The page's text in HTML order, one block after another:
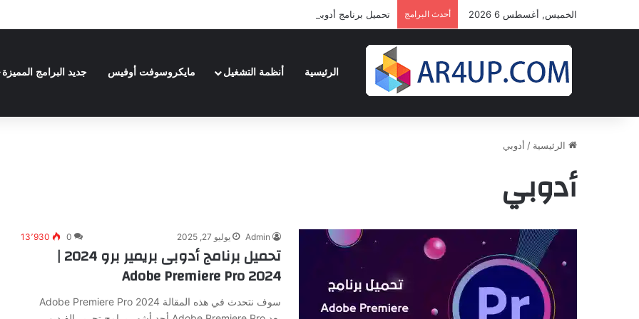
الخميس, أغسطس 6 2026 أحدث البرامج تحميل برنامج أدوبى بريمير برو 2024 | Adobe Premiere Pro 2024
الرئيسية أنظمة التشغيل مايكروسوفت أوفيس جديد البرامج المميزة
الرئيسية / أدوبي
أدوبي
Admin يوليو 27, 2025 0 13٬930
تحميل برنامج أدوبى بريمير برو 2024 |
Adobe Premiere Pro 2024